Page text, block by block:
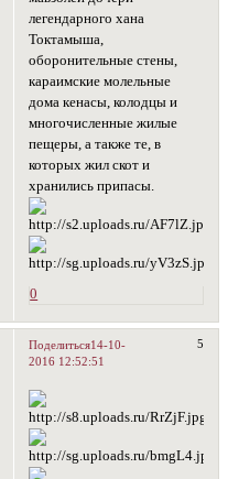
легендарного хана
Токтамыша,
оборонительные стены,
караимские молельные
дома кенасы, колодцы и
многочисленные жилые
пещеры, а также те, в
которых жил скот и
хранились припасы.
0
Поделиться 5
14-10-
2016 12:52:51